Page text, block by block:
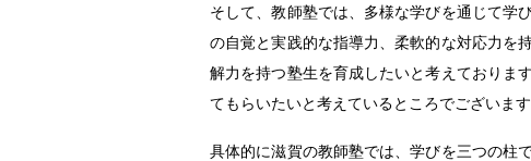
そして、教師塾では、多様な学びを通じて学
の自覚と実践的な指導力、柔軟的な対応力を
解力を持つ塾生を育成したいと考えておりま
てもらいたいと考えているところでございます
具体的に滋賀の教師塾では、学びを三つの柱